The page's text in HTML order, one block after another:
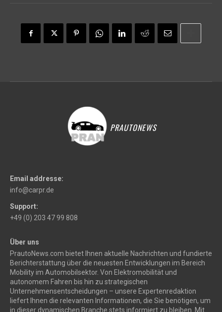
PRAUTONEWS
Email addresse:
info@carpr.de
Support:
+49 (0) 203 47 99 808
Über uns
PrautoNews.com bietet Ihnen aktuelle Nachrichten und fundierte
Berichterstattung über die neuesten Entwicklungen im Bereich
Mobility im Automobilsektor. Von Elektromobilität und
autonomem Fahren bis hin zu strategischen
Unternehmensentscheidungen – unsere Expertenredaktion
liefert Ihnen die relevanten Informationen, die Sie benötigen, um
in dieser dynamischen Branche stets informiert zu bleiben. Mit